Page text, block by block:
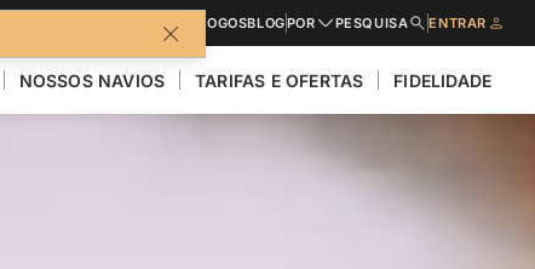
CATÁLOGOSBLOGPOR PESQUISA ENTRAR
NOSSOS NAVIOS TARIFAS E OFERTAS FIDELIDADE